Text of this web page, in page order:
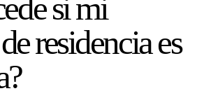
si mi
residencia es